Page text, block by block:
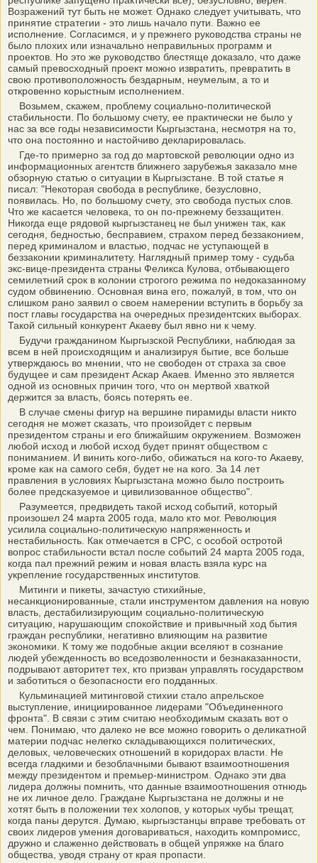
Возражений тут быть не может. Однако следует учитывать, что
принятие стратегии - это лишь начало пути. Важно ее
исполнение. Согласимся, и у прежнего руководства страны не
было плохих или изначально неправильных программ и
проектов. Но это же руководство блестяще доказало, что даже
самый превосходный проект можно извратить, превратить в
свою противоположность бездарным, неумелым, а то и
откровенно корыстным исполнением.
Возьмем, скажем, проблему социально-политической
стабильности. По большому счету, ее практически не было у
нас за все годы независимости Кыргызстана, несмотря на то,
что она постоянно и настойчиво декларировалась.
Где-то примерно за год до мартовской революции одно из
информационных агентств ближнего зарубежья заказало мне
обзорную статью о ситуации в Кыргызстане. В той статье я
писал: "Некоторая свобода в республике, безусловно,
появилась. Но, по большому счету, это свобода пустых слов.
Что же касается человека, то он по-прежнему беззащитен.
Никогда еще рядовой кыргызстанец не был унижен так, как
сегодня, бедностью, бесправием, страхом перед беззаконием,
перед криминалом и властью, подчас не уступающей в
беззаконии криминалитету. Наглядный пример тому - судьба
экс-вице-президента страны Феликса Кулова, отбывающего
семилетний срок в колонии строгого режима по недоказанному
судом обвинению. Основная вина его, пожалуй, в том, что он
слишком рано заявил о своем намерении вступить в борьбу за
пост главы государства на очередных президентских выборах.
Такой сильный конкурент Акаеву был явно ни к чему.
Будучи гражданином Кыргызской Республики, наблюдая за
всем в ней происходящим и анализируя бытие, все больше
утверждаюсь во мнении, что не свободен от страха за свое
будущее и сам президент Аскар Акаев. Именно это является
одной из основных причин того, что он мертвой хваткой
держится за власть, боясь потерять ее.
В случае смены фигур на вершине пирамиды власти никто
сегодня не может сказать, что произойдет с первым
президентом страны и его ближайшим окружением. Возможен
любой исход и любой исход будет принят обществом с
пониманием. И винить кого-либо, обижаться на кого-то Акаеву,
кроме как на самого себя, будет не на кого. За 14 лет
правления в условиях Кыргызстана можно было построить
более предсказуемое и цивилизованное общество".
Разумеется, предвидеть такой исход событий, который
произошел 24 марта 2005 года, мало кто мог. Революция
усилила социально-политическую напряженность и
нестабильность. Как отмечается в СРС, с особой остротой
вопрос стабильности встал после событий 24 марта 2005 года,
когда пал прежний режим и новая власть взяла курс на
укрепление государственных институтов.
Митинги и пикеты, зачастую стихийные,
несанкционированные, стали инструментом давления на новую
власть, дестабилизирующим социально-политическую
ситуацию, нарушающим спокойствие и привычный ход бытия
граждан республики, негативно влияющим на развитие
экономики. К тому же подобные акции вселяют в сознание
людей убежденность во вседозволенности и безнаказанности,
подрывают авторитет тех, кто призван управлять государством
и заботиться о безопасности его подданных.
Кульминацией митинговой стихии стало апрельское
выступление, инициированное лидерами "Объединенного
фронта". В связи с этим считаю необходимым сказать вот о
чем. Понимаю, что далеко не все можно говорить о деликатной
материи подчас нелегко складывающихся политических,
деловых, человеческих отношений в коридорах власти. Не
всегда гладкими и безоблачными бывают взаимоотношения
между президентом и премьер-министром. Однако эти два
лидера должны помнить, что данные взаимоотношения отнюдь
не их личное дело. Граждане Кыргызстана не должны и не
хотят быть в положении тех холопов, у которых чубы трещат,
когда паны дерутся. Думаю, кыргызстанцы вправе требовать от
своих лидеров умения договариваться, находить компромисс,
дружно и слаженно действовать в общей упряжке на благо
общества, уводя страну от края пропасти.